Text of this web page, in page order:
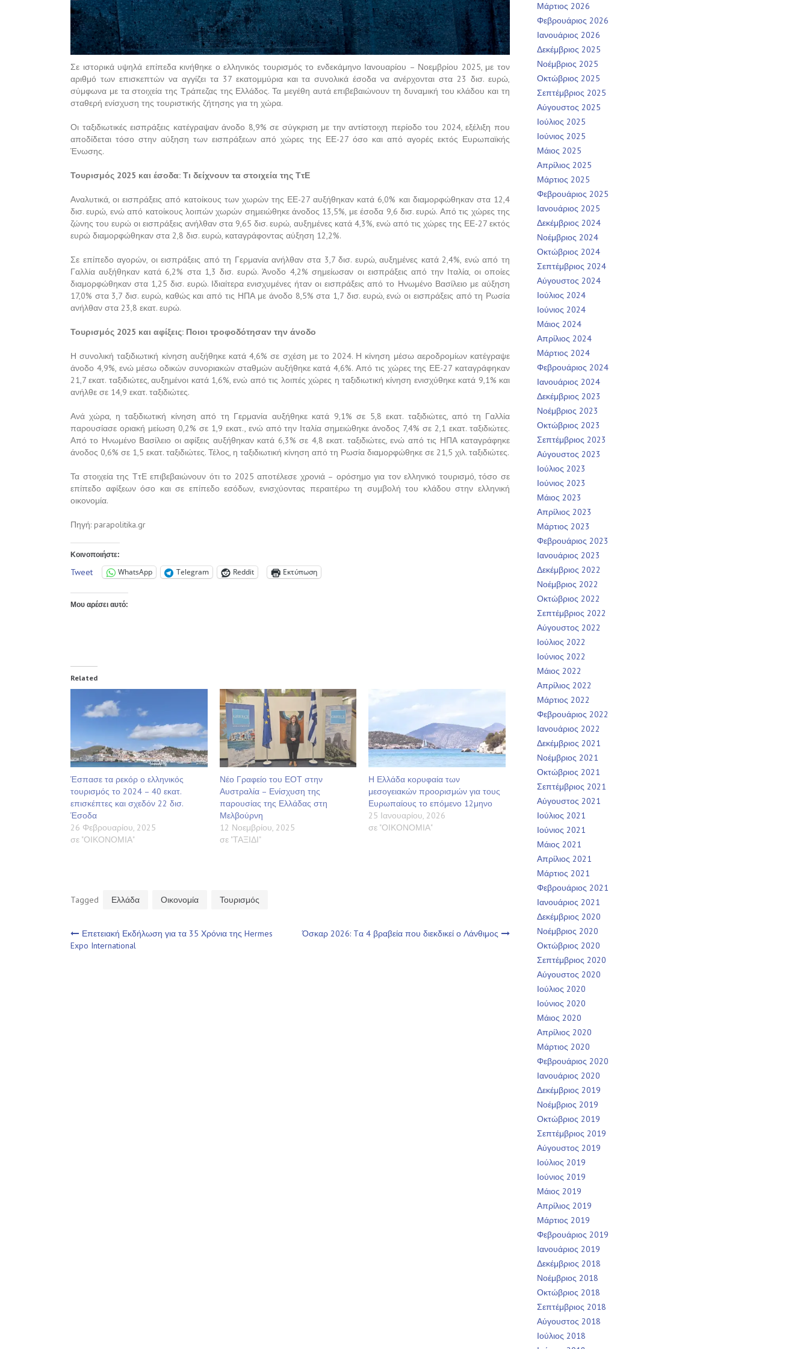
Σε ιστορικά υψηλά επίπεδα κινήθηκε ο ελληνικός τουρισμός το ενδεκάμηνο Ιανουαρίου – Νοεμβρίου 2025, με τον
αριθμό των επισκεπτών να αγγίζει τα 37 εκατομμύρια και τα συνολικά έσοδα να ανέρχονται στα 23 δισ. ευρώ,
σύμφωνα με τα στοιχεία της Τράπεζας της Ελλάδος. Τα μεγέθη αυτά επιβεβαιώνουν τη δυναμική του κλάδου και τη
σταθερή ενίσχυση της τουριστικής ζήτησης για τη χώρα.
Οι ταξιδιωτικές εισπράξεις κατέγραψαν άνοδο 8,9% σε σύγκριση με την αντίστοιχη περίοδο του 2024, εξέλιξη που
αποδίδεται τόσο στην αύξηση των εισπράξεων από χώρες της ΕΕ-27 όσο και από αγορές εκτός Ευρωπαϊκής
Ένωσης.
Τουρισμός 2025 και έσοδα: Τι δείχνουν τα στοιχεία της ΤτΕ
Αναλυτικά, οι εισπράξεις από κατοίκους των χωρών της ΕΕ-27 αυξήθηκαν κατά 6,0% και διαμορφώθηκαν στα 12,4
δισ. ευρώ, ενώ από κατοίκους λοιπών χωρών σημειώθηκε άνοδος 13,5%, με έσοδα 9,6 δισ. ευρώ. Από τις χώρες της
ζώνης του ευρώ οι εισπράξεις ανήλθαν στα 9,65 δισ. ευρώ, αυξημένες κατά 4,3%, ενώ από τις χώρες της ΕΕ-27 εκτός
ευρώ διαμορφώθηκαν στα 2,8 δισ. ευρώ, καταγράφοντας αύξηση 12,2%.
Σε επίπεδο αγορών, οι εισπράξεις από τη Γερμανία ανήλθαν στα 3,7 δισ. ευρώ, αυξημένες κατά 2,4%, ενώ από τη
Γαλλία αυξήθηκαν κατά 6,2% στα 1,3 δισ. ευρώ. Άνοδο 4,2% σημείωσαν οι εισπράξεις από την Ιταλία, οι οποίες
διαμορφώθηκαν στα 1,25 δισ. ευρώ. Ιδιαίτερα ενισχυμένες ήταν οι εισπράξεις από το Ηνωμένο Βασίλειο με αύξηση
17,0% στα 3,7 δισ. ευρώ, καθώς και από τις ΗΠΑ με άνοδο 8,5% στα 1,7 δισ. ευρώ, ενώ οι εισπράξεις από τη Ρωσία
ανήλθαν στα 23,8 εκατ. ευρώ.
Τουρισμός 2025 και αφίξεις: Ποιοι τροφοδότησαν την άνοδο
Η συνολική ταξιδιωτική κίνηση αυξήθηκε κατά 4,6% σε σχέση με το 2024. Η κίνηση μέσω αεροδρομίων κατέγραψε
άνοδο 4,9%, ενώ μέσω οδικών συνοριακών σταθμών αυξήθηκε κατά 4,6%. Από τις χώρες της ΕΕ-27 καταγράφηκαν
21,7 εκατ. ταξιδιώτες, αυξημένοι κατά 1,6%, ενώ από τις λοιπές χώρες η ταξιδιωτική κίνηση ενισχύθηκε κατά 9,1% και
ανήλθε σε 14,9 εκατ. ταξιδιώτες.
Ανά χώρα, η ταξιδιωτική κίνηση από τη Γερμανία αυξήθηκε κατά 9,1% σε 5,8 εκατ. ταξιδιώτες, από τη Γαλλία
παρουσίασε οριακή μείωση 0,2% σε 1,9 εκατ., ενώ από την Ιταλία σημειώθηκε άνοδος 7,4% σε 2,1 εκατ. ταξιδιώτες.
Από το Ηνωμένο Βασίλειο οι αφίξεις αυξήθηκαν κατά 6,3% σε 4,8 εκατ. ταξιδιώτες, ενώ από τις ΗΠΑ καταγράφηκε
άνοδος 0,6% σε 1,5 εκατ. ταξιδιώτες. Τέλος, η ταξιδιωτική κίνηση από τη Ρωσία διαμορφώθηκε σε 21,5 χιλ. ταξιδιώτες.
Τα στοιχεία της ΤτΕ επιβεβαιώνουν ότι το 2025 αποτέλεσε χρονιά – ορόσημο για τον ελληνικό τουρισμό, τόσο σε
επίπεδο αφίξεων όσο και σε επίπεδο εσόδων, ενισχύοντας περαιτέρω τη συμβολή του κλάδου στην ελληνική
οικονομία.
Πηγή: parapolitika.gr
Κοινοποιήστε:
Tweet WhatsApp Telegram Reddit Εκτύπωση
Μου αρέσει αυτό:
Related
Έσπασε τα ρεκόρ ο ελληνικός
τουρισμός το 2024 – 40 εκατ.
επισκέπτες και σχεδόν 22 δισ.
Έσοδα
26 Φεβρουαρίου, 2025
σε "ΟΙΚΟΝΟΜΙΑ"
Νέο Γραφείο του ΕΟΤ στην
Αυστραλία – Ενίσχυση της
παρουσίας της Ελλάδας στη
Μελβούρνη
12 Νοεμβρίου, 2025
σε "ΤΑΞΙΔΙ"
Η Ελλάδα κορυφαία των
μεσογειακών προορισμών για τους
Ευρωπαίους το επόμενο 12μηνο
25 Ιανουαρίου, 2026
σε "ΟΙΚΟΝΟΜΙΑ"
Tagged Ελλάδα Οικονομία Τουρισμός
Πλοήγηση
Επετειακή Εκδήλωση για τα 35 Χρόνια της Hermes
Expo International
Όσκαρ 2026: Tα 4 βραβεία που διεκδικεί ο Λάνθιμος
Μάρτιος 2026
Φεβρουάριος 2026
Ιανουάριος 2026
Δεκέμβριος 2025
Νοέμβριος 2025
Οκτώβριος 2025
Σεπτέμβριος 2025
Αύγουστος 2025
Ιούλιος 2025
Ιούνιος 2025
Μάιος 2025
Απρίλιος 2025
Μάρτιος 2025
Φεβρουάριος 2025
Ιανουάριος 2025
Δεκέμβριος 2024
Νοέμβριος 2024
Οκτώβριος 2024
Σεπτέμβριος 2024
Αύγουστος 2024
Ιούλιος 2024
Ιούνιος 2024
Μάιος 2024
Απρίλιος 2024
Μάρτιος 2024
Φεβρουάριος 2024
Ιανουάριος 2024
Δεκέμβριος 2023
Νοέμβριος 2023
Οκτώβριος 2023
Σεπτέμβριος 2023
Αύγουστος 2023
Ιούλιος 2023
Ιούνιος 2023
Μάιος 2023
Απρίλιος 2023
Μάρτιος 2023
Φεβρουάριος 2023
Ιανουάριος 2023
Δεκέμβριος 2022
Νοέμβριος 2022
Οκτώβριος 2022
Σεπτέμβριος 2022
Αύγουστος 2022
Ιούλιος 2022
Ιούνιος 2022
Μάιος 2022
Απρίλιος 2022
Μάρτιος 2022
Φεβρουάριος 2022
Ιανουάριος 2022
Δεκέμβριος 2021
Νοέμβριος 2021
Οκτώβριος 2021
Σεπτέμβριος 2021
Αύγουστος 2021
Ιούλιος 2021
Ιούνιος 2021
Μάιος 2021
Απρίλιος 2021
Μάρτιος 2021
Φεβρουάριος 2021
Ιανουάριος 2021
Δεκέμβριος 2020
Νοέμβριος 2020
Οκτώβριος 2020
Σεπτέμβριος 2020
Αύγουστος 2020
Ιούλιος 2020
Ιούνιος 2020
Μάιος 2020
Απρίλιος 2020
Μάρτιος 2020
Φεβρουάριος 2020
Ιανουάριος 2020
Δεκέμβριος 2019
Νοέμβριος 2019
Οκτώβριος 2019
Σεπτέμβριος 2019
Αύγουστος 2019
Ιούλιος 2019
Ιούνιος 2019
Μάιος 2019
Απρίλιος 2019
Μάρτιος 2019
Φεβρουάριος 2019
Ιανουάριος 2019
Δεκέμβριος 2018
Νοέμβριος 2018
Οκτώβριος 2018
Σεπτέμβριος 2018
Αύγουστος 2018
Ιούλιος 2018